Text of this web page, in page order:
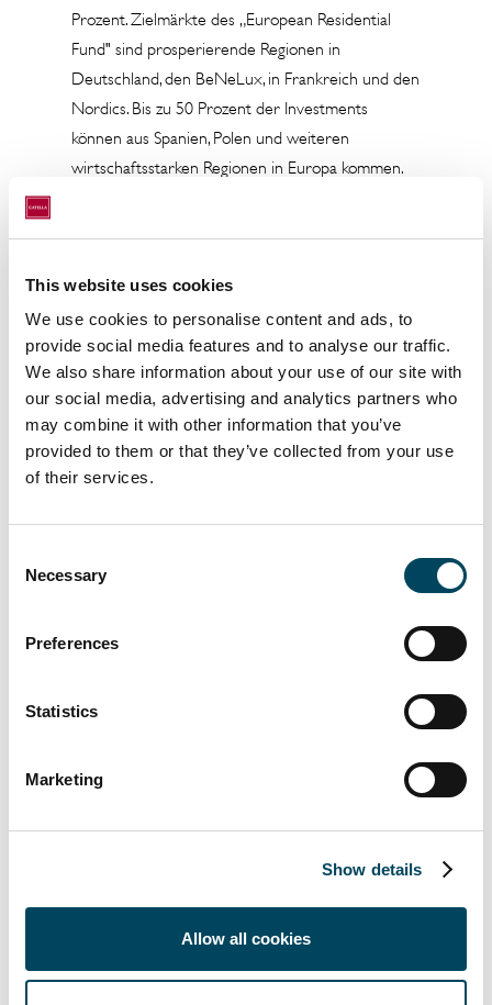
This website uses cookies
We use cookies to personalise content and ads, to
provide social media features and to analyse our traffic.
We also share information about your use of our site with
our social media, advertising and analytics partners who
may combine it with other information that you’ve
provided to them or that they’ve collected from your use
of their services.
Selection
Necessary
Preferences
Statistics
Marketing
Show details
Allow all cookies
Prozent. Zielmärkte des „European Residential
Fund" sind prosperierende Regionen in
Deutschland, den BeNeLux, in Frankreich und den
Nordics. Bis zu 50 Prozent der Investments
können aus Spanien, Polen und weiteren
wirtschaftsstarken Regionen in Europa kommen.
urbanen Gebieten ungebrochen. Investi
tionen in diese Assets sind bei Investoren
nach wie vor sehr gefragt", sagt Michael
Keune, Managing Direcor bei CRIM. „Unsere
Investitionsstrategie ist langfristig ausgelegt.
Von de r hohen Diversifikation des Fonds
erwarten wir stabile Erträge bei minimalem
Risiko ", ergänzt Xavier Jongen, ebenfalls
unseren Investitionen in Wohnimmobilien
Taleb. Zeitgemäßes Risikomanagement ist in
Europastrategie von CRIM. Internationale
Erfahrungswerten auf den europäischen
Know-how der vor Ort tätigen Teams und
deren tiefen Verständnis für lokale
Gegebenheiten.